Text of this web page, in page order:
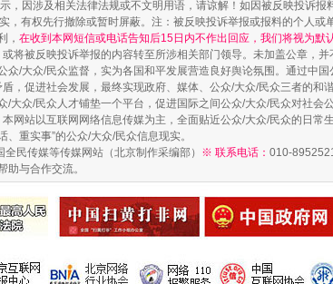
，因涉及相关法律法规或不文明用语，请谅解！如因被反映投诉
，有权先行撤除或暂时屏蔽。注：被反映投诉举报或报料的个人
， 在收到本网短信或电话告知后15日内不作出回应，我们将视为默认
将被反映投诉举报的内容转至所涉相关部门领导。未加盖公章，并
众/大众/民众监督，实为各国和平发展营造良好舆论氛围。通过中
，促进社会发展，最终实现政府、媒体、公众/大众/民众三者的
/大众/民众人才铺垫一个平台，促进国际之间公众/大众/民众对社
网站以互联网网络信息传媒为主，全面贴近公众/大众/民众的日常
、重实事”的公众/大众/民众信息现实。
民传媒等传媒网站（北京制作采编部） ※ 联系电话： 010-
与合作交流。